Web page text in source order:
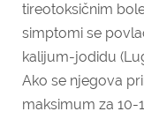
tireotoksičnim
simptomi se
kalijum-jodidu
Ako se njegova
maksimum za 10-